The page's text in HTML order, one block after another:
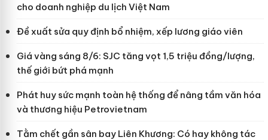
cho doanh nghiệp du lịch Việt Nam
Đề xuất sửa quy định bổ nhiệm, xếp lương giáo viên
Giá vàng sáng 8/6: SJC tăng vọt 1,5 triệu đồng/lượng,
thế giới bứt phá mạnh
Phát huy sức mạnh toàn hệ thống để nâng tầm văn hóa
và thương hiệu Petrovietnam
Tằm chết gần sân bay Liên Khương: Có hay không tác